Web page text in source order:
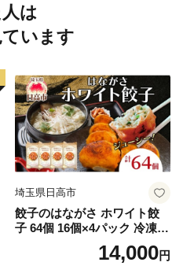
は
います
埼玉県日高市
餃子のはながさ ホワイト餃
子 64個 16個×4パック 冷凍
中華 点心 B級グルメ ご当地
野菜 おつまみ おかず 簡単調
14,000円